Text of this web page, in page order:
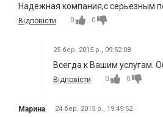
Надежная компания,с серьезным
Відповісти 0 0
25 бер. 2015 р., 09:52:08
Всегда к Вашим услугам.
Відповісти 0 0
Марина 24 бер. 2015 р., 19:49:52